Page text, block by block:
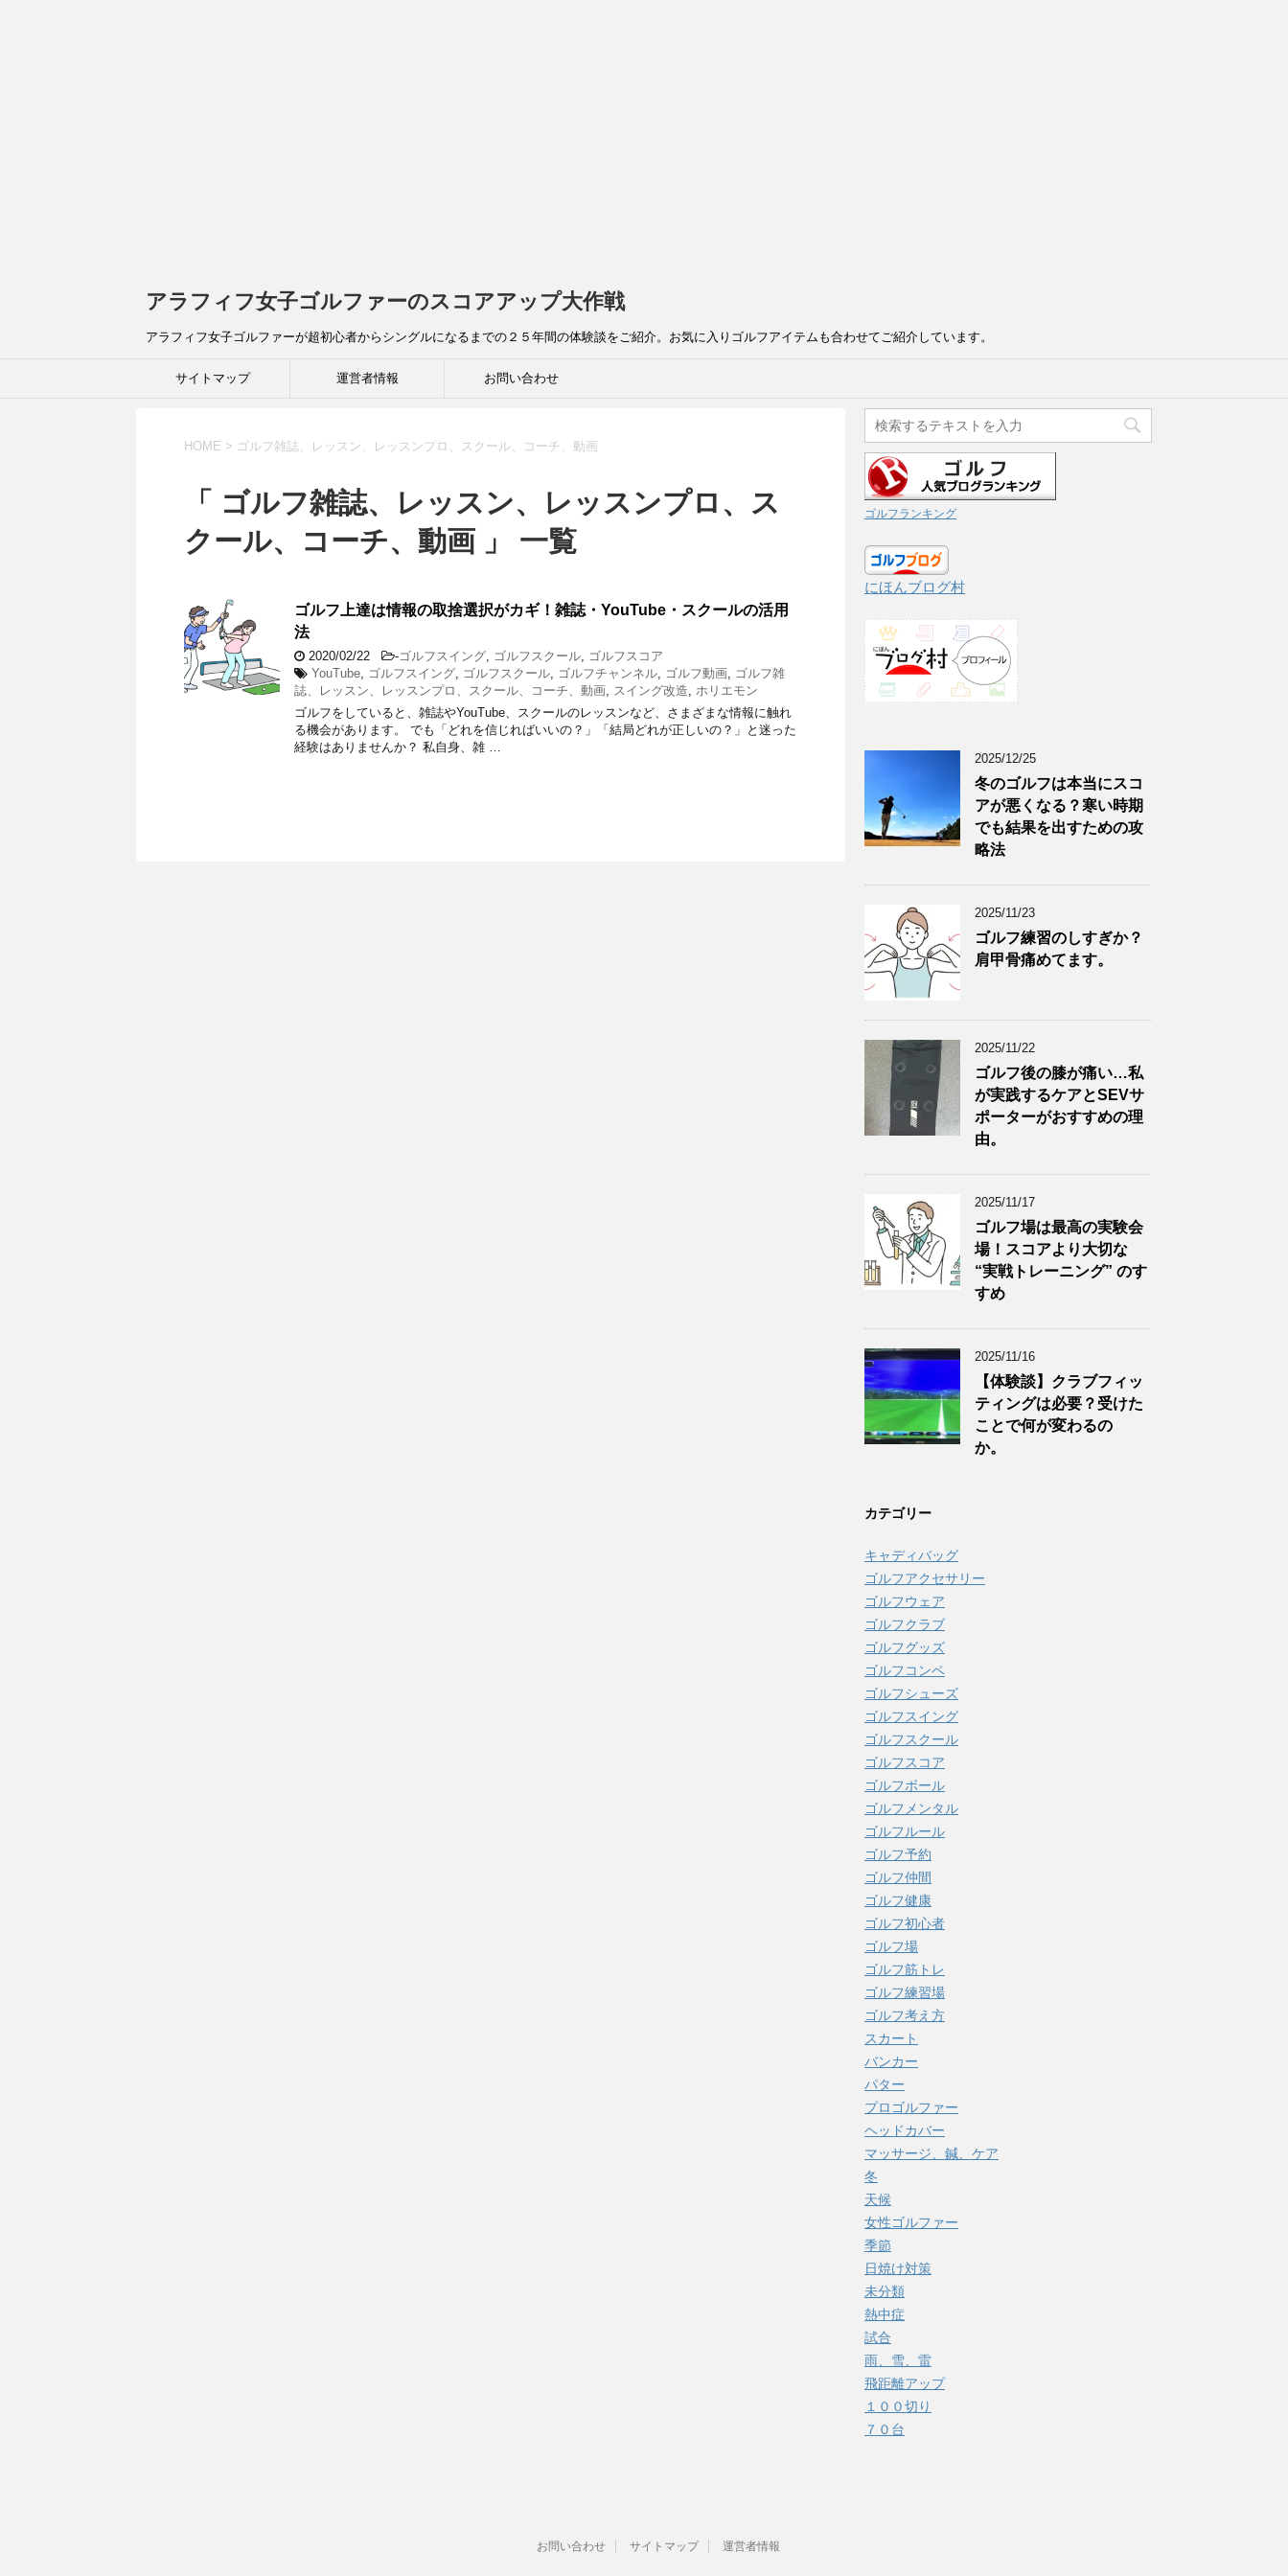
アラフィフ女子ゴルファーのスコアアップ大作戦
アラフィフ女子ゴルファーが超初心者からシングルになるまでの２５年間の体験談をご紹介。お気に入りゴルフアイテムも合わせてご紹介しています。
サイトマップ 運営者情報 お問い合わせ
HOME > ゴルフ雑誌、レッスン、レッスンプロ、スクール、コーチ、動画
「 ゴルフ雑誌、レッスン、レッスンプロ、ス
クール、コーチ、動画 」 一覧
ゴルフ上達は情報の取捨選択がカギ！雑誌・YouTube・スクールの活用
法
2020/02/22 -ゴルフスイング, ゴルフスクール, ゴルフスコア
YouTube, ゴルフスイング, ゴルフスクール, ゴルフチャンネル, ゴルフ動画, ゴルフ雑
誌、レッスン、レッスンプロ、スクール、コーチ、動画, スイング改造, ホリエモン
ゴルフをしていると、雑誌やYouTube、スクールのレッスンなど、さまざまな情報に触れ
る機会があります。 でも「どれを信じればいいの？」「結局どれが正しいの？」と迷った
経験はありませんか？ 私自身、雑 …
ゴルフランキング
にほんブログ村
2025/12/25
冬のゴルフは本当にスコ
アが悪くなる？寒い時期
でも結果を出すための攻
略法
2025/11/23
ゴルフ練習のしすぎか？
肩甲骨痛めてます。
2025/11/22
ゴルフ後の膝が痛い…私
が実践するケアとSEVサ
ポーターがおすすめの理
由。
2025/11/17
ゴルフ場は最高の実験会
場！スコアより大切な
“実戦トレーニング” のす
すめ
2025/11/16
【体験談】クラブフィッ
ティングは必要？受けた
ことで何が変わるの
か。
カテゴリー
キャディバッグ
ゴルフアクセサリー
ゴルフウェア
ゴルフクラブ
ゴルフグッズ
ゴルフコンペ
ゴルフシューズ
ゴルフスイング
ゴルフスクール
ゴルフスコア
ゴルフボール
ゴルフメンタル
ゴルフルール
ゴルフ予約
ゴルフ仲間
ゴルフ健康
ゴルフ初心者
ゴルフ場
ゴルフ筋トレ
ゴルフ練習場
ゴルフ考え方
スカート
バンカー
パター
プロゴルファー
ヘッドカバー
マッサージ、鍼、ケア
冬
天候
女性ゴルファー
季節
日焼け対策
未分類
熱中症
試合
雨、雪、雷
飛距離アップ
１００切り
７０台
お問い合わせ サイトマップ 運営者情報